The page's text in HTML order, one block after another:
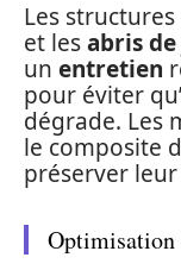
Les
et lesabris
un entretien
pour éviter
dégrade. Les
le composite
préserver
Optimisation